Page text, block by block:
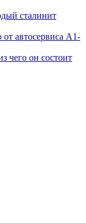
сталинит
автосервиса A1-
чего он состоит